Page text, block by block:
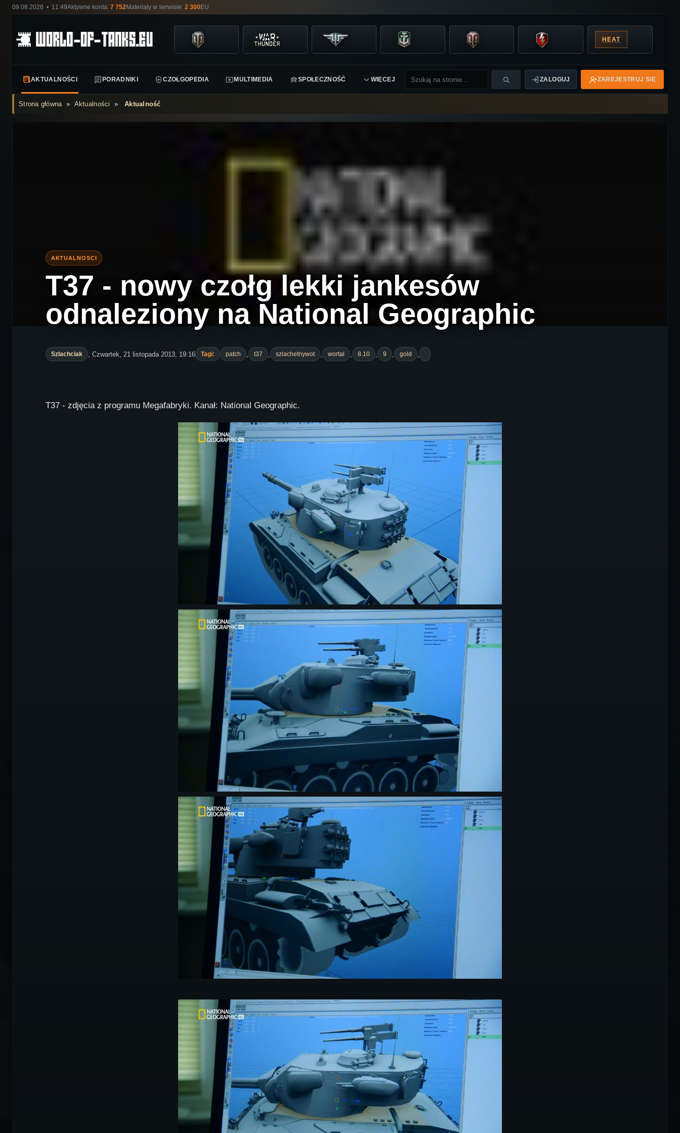
09.08.2026 • 11:49Aktywne konta: 7 752Materiały w serwisie: 2 300EU
HEAT
AKTUALNOŚCI PORADNIKI CZOŁGOPEDIA MULTIMEDIA SPOŁECZNOŚĆ WIĘCEJ ZALOGUJ ZAREJESTRUJ SIĘ
Strona główna» Aktualności »Aktualność
T37 - nowy czołg lekki jankesów
odnaleziony na National Geographic
Szlachciak , Czwartek, 21 listopada 2013, 19:16 Tagi: patch , t37 , szlachetnywot , wortal , 8.10 , 9 , gold ,
T37 - zdjęcia z programu Megafabryki. Kanał: National Geographic.